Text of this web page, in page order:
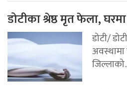
डोटीका श्रेष्ठ मृत फेला,
डोटी/